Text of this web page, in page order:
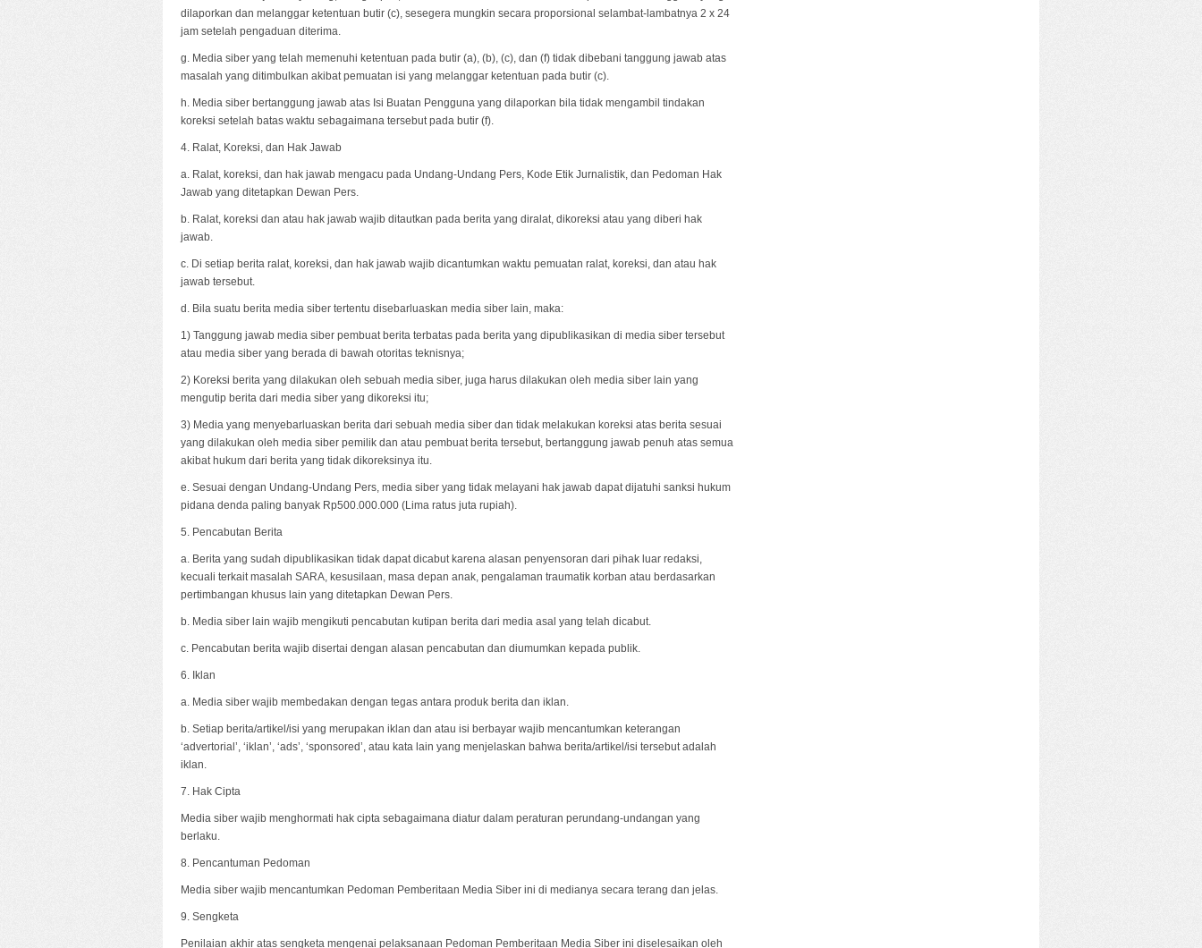
dilaporkan dan melanggar ketentuan butir (c), sesegera mungkin secara proporsional selambat-lambatnya 2 x 24
jam setelah pengaduan diterima.
g. Media siber yang telah memenuhi ketentuan pada butir (a), (b), (c), dan (f) tidak dibebani tanggung jawab atas
masalah yang ditimbulkan akibat pemuatan isi yang melanggar ketentuan pada butir (c).
h. Media siber bertanggung jawab atas Isi Buatan Pengguna yang dilaporkan bila tidak mengambil tindakan
koreksi setelah batas waktu sebagaimana tersebut pada butir (f).
4. Ralat, Koreksi, dan Hak Jawab
a. Ralat, koreksi, dan hak jawab mengacu pada Undang-Undang Pers, Kode Etik Jurnalistik, dan Pedoman Hak
Jawab yang ditetapkan Dewan Pers.
b. Ralat, koreksi dan atau hak jawab wajib ditautkan pada berita yang diralat, dikoreksi atau yang diberi hak
jawab.
c. Di setiap berita ralat, koreksi, dan hak jawab wajib dicantumkan waktu pemuatan ralat, koreksi, dan atau hak
jawab tersebut.
d. Bila suatu berita media siber tertentu disebarluaskan media siber lain, maka:
1) Tanggung jawab media siber pembuat berita terbatas pada berita yang dipublikasikan di media siber tersebut
atau media siber yang berada di bawah otoritas teknisnya;
2) Koreksi berita yang dilakukan oleh sebuah media siber, juga harus dilakukan oleh media siber lain yang
mengutip berita dari media siber yang dikoreksi itu;
3) Media yang menyebarluaskan berita dari sebuah media siber dan tidak melakukan koreksi atas berita sesuai
yang dilakukan oleh media siber pemilik dan atau pembuat berita tersebut, bertanggung jawab penuh atas semua
akibat hukum dari berita yang tidak dikoreksinya itu.
e. Sesuai dengan Undang-Undang Pers, media siber yang tidak melayani hak jawab dapat dijatuhi sanksi hukum
pidana denda paling banyak Rp500.000.000 (Lima ratus juta rupiah).
5. Pencabutan Berita
a. Berita yang sudah dipublikasikan tidak dapat dicabut karena alasan penyensoran dari pihak luar redaksi,
kecuali terkait masalah SARA, kesusilaan, masa depan anak, pengalaman traumatik korban atau berdasarkan
pertimbangan khusus lain yang ditetapkan Dewan Pers.
b. Media siber lain wajib mengikuti pencabutan kutipan berita dari media asal yang telah dicabut.
c. Pencabutan berita wajib disertai dengan alasan pencabutan dan diumumkan kepada publik.
6. Iklan
a. Media siber wajib membedakan dengan tegas antara produk berita dan iklan.
b. Setiap berita/artikel/isi yang merupakan iklan dan atau isi berbayar wajib mencantumkan keterangan
‘advertorial’, ‘iklan’, ‘ads’, ‘sponsored’, atau kata lain yang menjelaskan bahwa berita/artikel/isi tersebut adalah
iklan.
7. Hak Cipta
Media siber wajib menghormati hak cipta sebagaimana diatur dalam peraturan perundang-undangan yang
berlaku.
8. Pencantuman Pedoman
Media siber wajib mencantumkan Pedoman Pemberitaan Media Siber ini di medianya secara terang dan jelas.
9. Sengketa
Penilaian akhir atas sengketa mengenai pelaksanaan Pedoman Pemberitaan Media Siber ini diselesaikan oleh